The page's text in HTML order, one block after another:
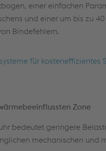
einer einfachen
und einer um bis zu
Bindefehlern.
für kosteneffizientes
Zone
bedeutet geringere
mechanischen und